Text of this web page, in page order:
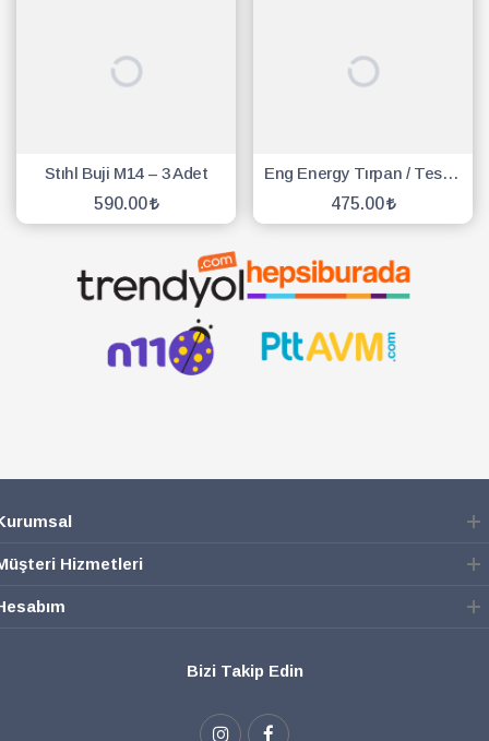
Stıhl Buji M14 – 3 Adet
590.00
Eng Energy Tırpan / Testere Buji - 10 Adet
475.00
Hizmetleri
Bizi Takip Edin